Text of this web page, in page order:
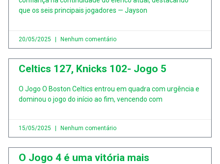
que os seis principais jogadores — Jayson
20/05/2025 Nenhum comentário
Celtics 127, Knicks 102- Jogo 5
O Jogo O Boston Celtics entrou em quadra com urgência e
dominou o jogo do início ao fim, vencendo com
15/05/2025 Nenhum comentário
O Jogo 4 é uma vitória mais